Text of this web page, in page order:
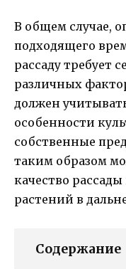
В общем случае,
подходящего
рассаду требует
различных
должен
особенности
собственные
таким образом
качество
растений в
Содержание